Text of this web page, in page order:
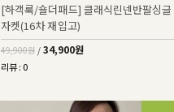
[하객룩/숄더패드] 클래식린넨반팔싱글
자켓(16차 재입고)
49,900원 / 34,900원
리뷰 : 0